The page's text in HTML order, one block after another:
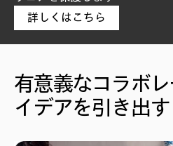
詳しくはこちら
有意義なコラボ
イデアを引き出す